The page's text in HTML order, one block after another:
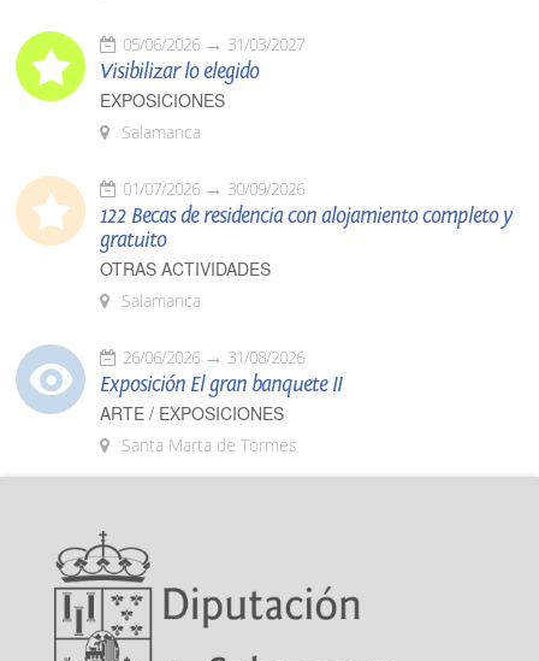
05/06/2026 31/03/2027
Visibilizar lo elegido
EXPOSICIONES
Salamanca
01/07/2026 30/09/2026
122 Becas de residencia con alojamiento completo y
gratuito
OTRAS ACTIVIDADES
Salamanca
26/06/2026 31/08/2026
Exposición El gran banquete II
ARTE / EXPOSICIONES
Santa Marta de Tormes